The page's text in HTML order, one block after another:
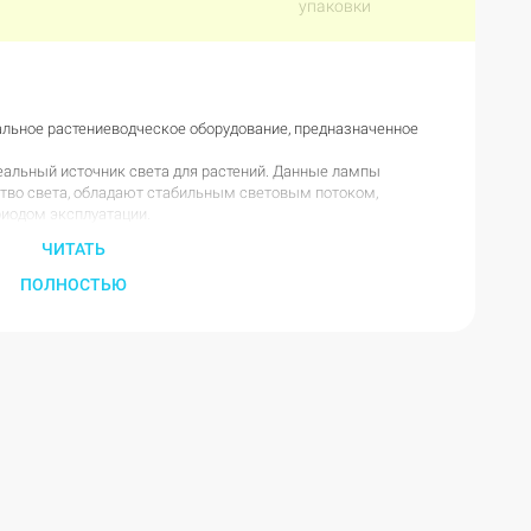
упаковки
растениеводческое оборудование, предназначенное
источник света для растений. Данные лампы
света, обладают стабильным световым потоком,
эксплуатации.
универсальный источник света, который обеспечит
считается разумной экономией, так как наряду с
ЧИТАТЬ
ПОЛНОСТЬЮ